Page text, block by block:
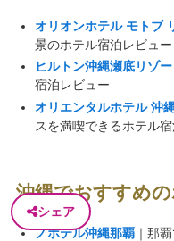
オリオンホテル モトブ
景のホテル宿泊レビュー
ヒルトン沖縄瀬底リゾー
宿泊レビュー
オリエンタルホテル 沖
スを満喫できるホテル
沖縄でおすすめ
ノボテル沖縄那覇｜那
シェア